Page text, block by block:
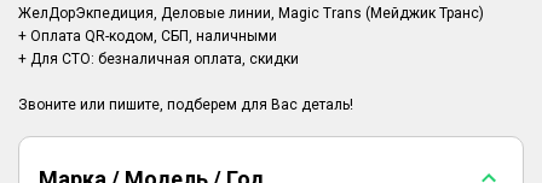
ЖелДорЭкпедиция, Деловые линии, Magic Trans (Мейджик Транс)
+ Оплата QR-кодом, СБП, наличными
+ Для СТО: безналичная оплата, скидки